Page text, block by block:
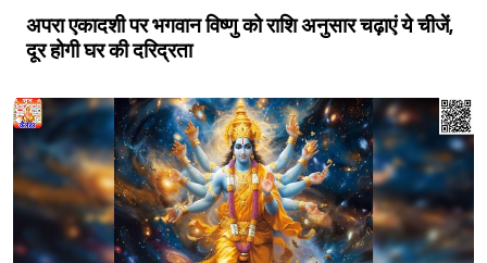
अपरा एकादशी पर भगवान विष्णु को राशि अनुसार चढ़ाएं ये चीजें,
दूर होगी घर की दरिद्रता